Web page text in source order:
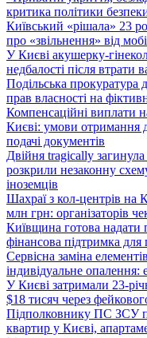
критика політики
Київський «рішала» 23
про «звільнення» від
У Києві акушерку-
недбалості після втрати
Подільська прокуратура
прав власності на
Компенсаційні виплати
Києві: умови отримання
подачі документів
Двійня tragically
розкрили незаконну
іноземців
Шахраї з кол-центрів на
млн грн: організаторів
Київщина готова надати
фінансова підтримка
Сервісна заміна
індивідуальне опалення:
У Києві затримали 23-
$18 тисяч через
Підполковнику ПС ЗСУ
квартир у Києві,